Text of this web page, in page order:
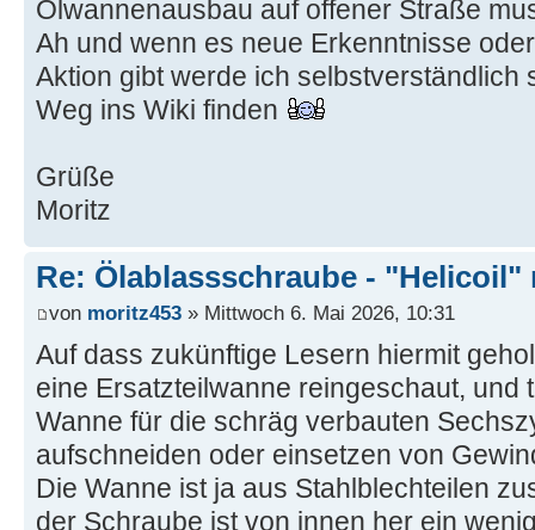
Ölwannenausbau auf offener Straße
Ah und wenn es neue Erkenntnisse
Aktion gibt werde ich selbstverständlich
Weg ins Wiki finden
Grüße
Moritz
Re: Ölablassschraube - "Helicoil"
von moritz453 » Mittwoch 6. Mai 2026, 10:31
Auf dass zukünftige Lesern hiermit
eine Ersatzteilwanne reingeschaut, und
Wanne für die schräg verbauten
aufschneiden oder einsetzen von
Die Wanne ist ja aus Stahlblechteilen
der Schraube ist von innen her ein